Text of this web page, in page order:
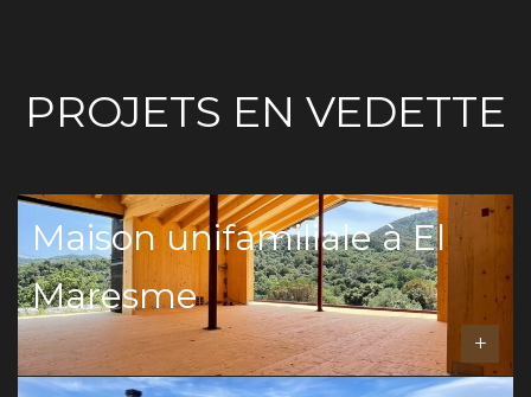
PROJETS EN VEDETTE
Maison unifamiliale à El
Maresme
+